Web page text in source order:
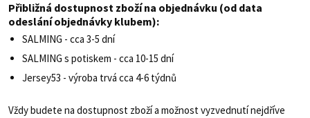
Přibližná dostupnost zboží na objednávku (od data
odeslání objednávky klubem):
SALMING - cca 3-5 dní
SALMING s potiskem - cca 10-15 dní
Jersey53 - výroba trvá cca 4-6 týdnů
Vždy budete na dostupnost zboží a možnost vyzvednutí nejdříve